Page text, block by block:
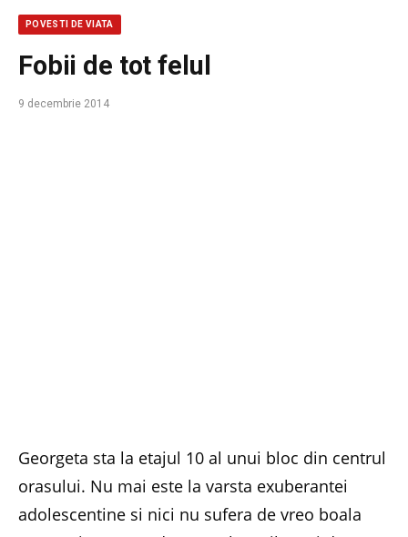
POVESTI DE VIATA
Fobii de tot felul
9 decembrie 2014
Georgeta sta la etajul 10 al unui bloc din centrul
orasului. Nu mai este la varsta exuberantei
adolescentine si nici nu sufera de vreo boala